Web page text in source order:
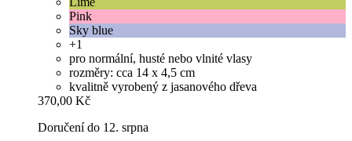
Pink
Sky blue
+1
pro normální, husté nebo vlnité vlasy
rozměry: cca 14 x 4,5 cm
kvalitně vyrobený z jasanového dřeva
370,00 Kč
Doručení do 12. srpna